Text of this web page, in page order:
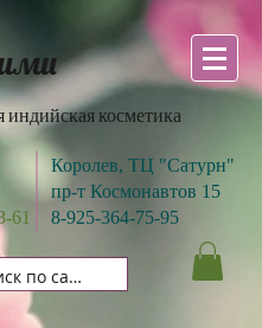
индийская косметика
61
Королев, ТЦ "Сатурн"
пр-т Космонавтов 15
8-925-364-75-95